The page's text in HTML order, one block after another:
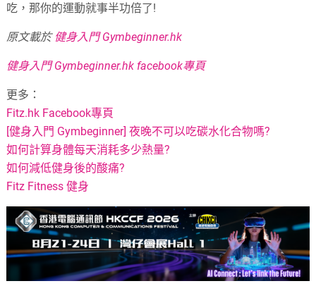
吃，那你的運動就事半功倍了!
原文載於 健身入門 Gymbeginner.hk
健身入門 Gymbeginner.hk facebook專頁
更多：
Fitz.hk Facebook專頁
[健身入門 Gymbeginner] 夜晚不可以吃碳水化合物嗎?
如何計算身體每天消耗多少熱量?
如何減低健身後的酸痛?
Fitz Fitness 健身